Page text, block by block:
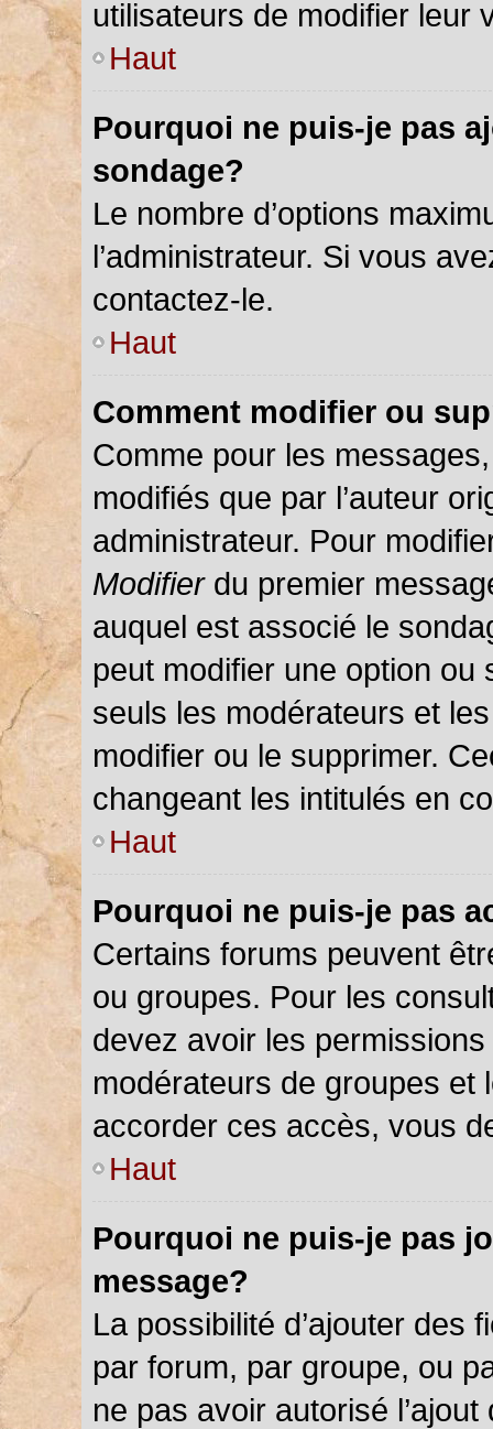
utilisateurs de modifier leur
Haut
Pourquoi ne puis-je pas
sondage?
Le nombre d’options
l’administrateur. Si vous
contactez-le.
Haut
Comment modifier ou
Comme pour les
modifiés que par l’auteur
administrateur. Pour
Modifierdu premier
auquel est associé le
peut modifier une option ou
seuls les modérateurs et
modifier ou le supprimer.
changeant les intitulés en
Haut
Pourquoi ne puis-je pas
Certains forums peuvent
ou groupes. Pour les
devez avoir les
modérateurs de groupes et
accorder ces accès, vous
Haut
Pourquoi ne puis-je pas
message?
La possibilité d’ajouter des
par forum, par groupe, ou
ne pas avoir autorisé